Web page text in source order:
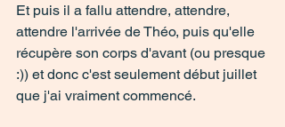
Et puis il a fallu attendre, attendre,
attendre l'arrivée de Théo, puis qu'elle
récupère son corps d'avant (ou presque
:)) et donc c'est seulement début juillet
que j'ai vraiment commencé.